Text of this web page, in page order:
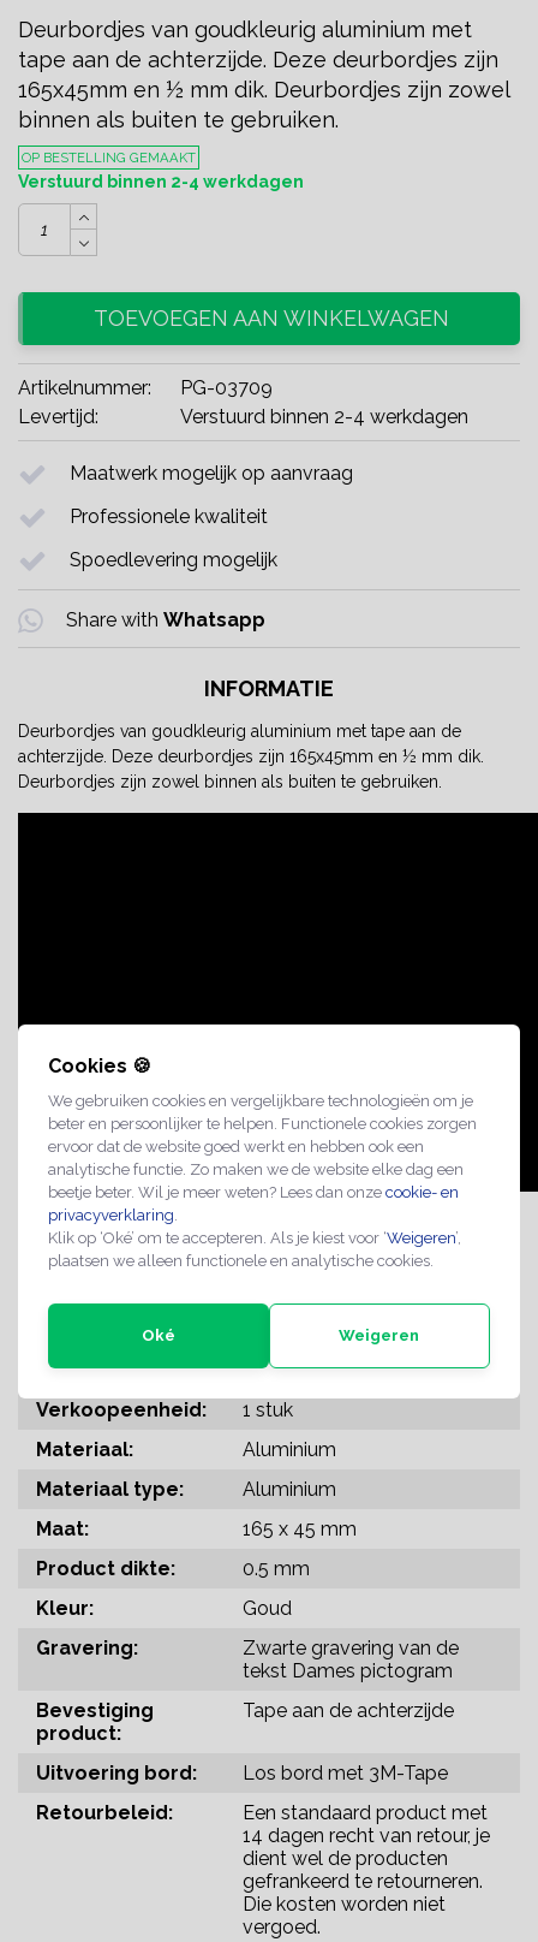
Cookies 🍪
We gebruiken cookies en vergelijkbare technologieën om je
beter en persoonlijker te helpen. Functionele cookies zorgen
ervoor dat de website goed werkt en hebben ook een
analytische functie. Zo maken we de website elke dag een
beetje beter. Wil je meer weten? Lees dan onze cookie- en
privacyverklaring
Klik op ‘Oké’ om te accepteren. Als je kiest voor ‘Weigeren’,
plaatsen we alleen functionele en analytische cookies.
Oké Weigeren
Deurbordjes van goudkleurig aluminium met
tape aan de achterzijde. Deze deurbordjes zijn
165x45mm en ½ mm dik. Deurbordjes zijn zowel
binnen als buiten te gebruiken.
OP BESTELLING GEMAAKT
Verstuurd binnen 2-4 werkdagen
TOEVOEGEN AAN WINKELWAGEN
Artikelnummer:
PG-03709
Levertijd:
Verstuurd binnen 2-4 werkdagen
Maatwerk mogelijk op aanvraag
Professionele kwaliteit
Spoedlevering mogelijk
Share with Whatsapp
INFORMATIE
Deurbordjes van goudkleurig aluminium met tape aan de
achterzijde. Deze deurbordjes zijn 165x45mm en ½ mm dik.
Deurbordjes zijn zowel binnen als buiten te gebruiken.
bordje wc deur toiletbordje vrouw
SPECIFICATIES
Verkoopeenheid:
1 stuk
Materiaal:
Aluminium
Materiaal type:
Aluminium
Maat:
165 x 45 mm
Product dikte:
0.5 mm
Kleur:
Goud
Gravering:
Zwarte gravering van de
tekst Dames pictogram
Bevestiging
product:
Tape aan de achterzijde
Uitvoering bord:
Los bord met 3M-Tape
Retourbeleid:
Een standaard product met
14 dagen recht van retour, je
dient wel de producten
gefrankeerd te retourneren.
Die kosten worden niet
vergoed.